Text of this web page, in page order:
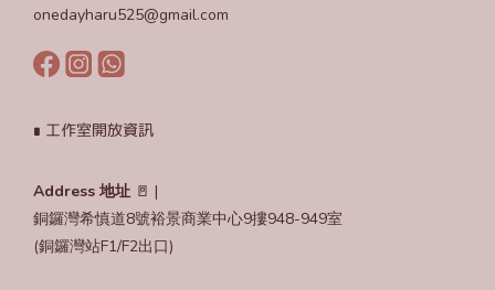
onedayharu525@gmail.com
∎ 工作室開放資訊
Address 地址 🚪 |
銅鑼灣希慎道8號裕景商業中心9摟948-949室
(銅鑼灣站F1/F2出口)